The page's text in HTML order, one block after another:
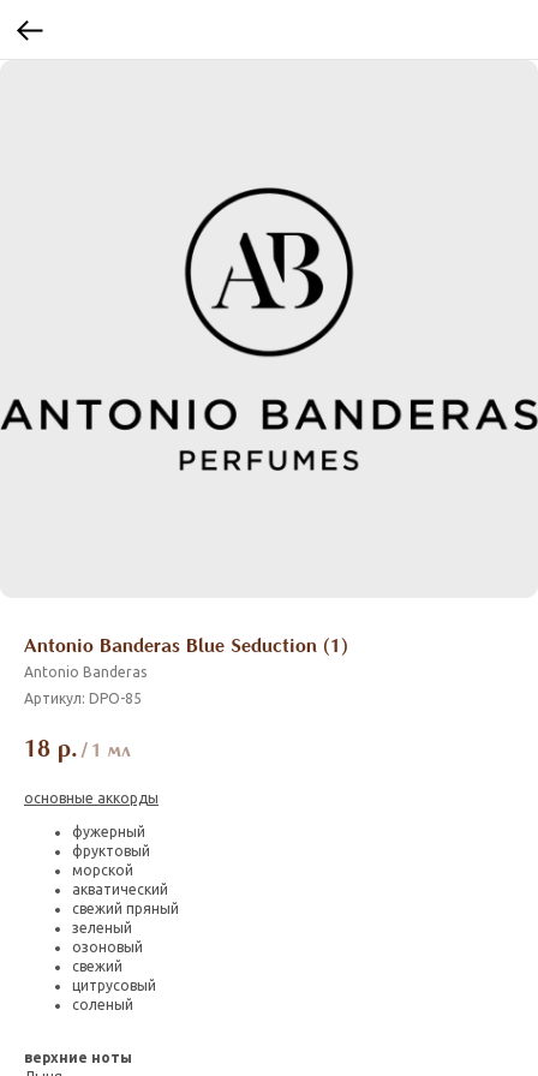
Antonio Banderas Blue Seduction (1)
Antonio Banderas
Артикул: DPO-85
18 р. / 1 мл
основные аккорды
фужерный
фруктовый
морской
акватический
свежий пряный
зеленый
озоновый
свежий
цитрусовый
соленый
верхние ноты